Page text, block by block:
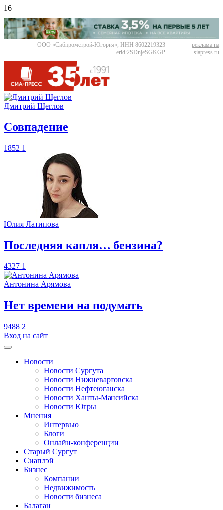
16+
ООО «Сибпромстрой-Югория», ИНН 8602219323
erid:2SDnjeSGKGP
реклама на
siapress.ru
Дмитрий Щеглов
​Совпадение
1852 1
Юлия Латипова
​Последняя капля… бензина?
4327 1
Антонина Арямова
​Нет времени на подумать
9488 2
Вход на сайт
Новости
Новости Сургута
Новости Нижневартовска
Новости Нефтеюганска
Новости Ханты-Мансийска
Новости Югры
Мнения
Интервью
Блоги
Онлайн-конференции
Старый Сургут
Сиаплэй
Бизнес
Компании
Недвижимость
Новости бизнеса
Балаган